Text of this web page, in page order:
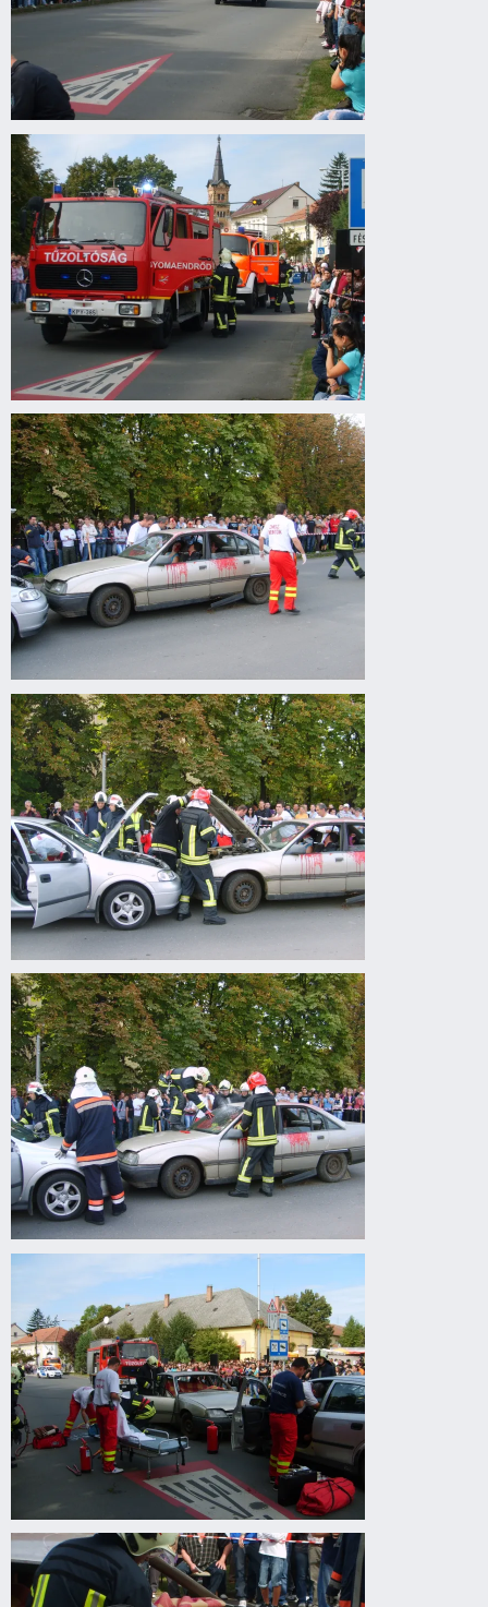
Drogprevenciós
előadás
Gyomaendrődön
Drogprevenciós
előadás
Gyomaendrődön
Drogprevenciós
előadás
Gyomaendrődön
Drogprevenciós
előadás
Gyomaendrődön
Drogprevenciós
Gyomaendrődön
Drogprevenciós
előadás
Gyomaendrődön